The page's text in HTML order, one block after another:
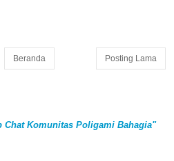
Posting Lama
Beranda
Chat Komunitas Poligami Bahagia"